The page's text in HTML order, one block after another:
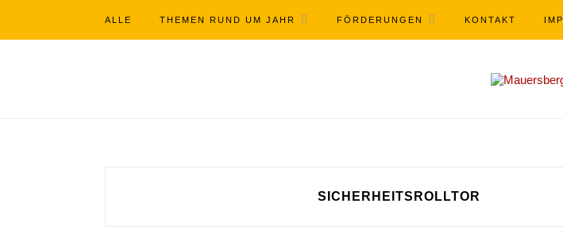
ALLE THEMEN RUND UM JAHR FÖRDERUNGEN KONTAKT
SICHERHEITSROLLTOR